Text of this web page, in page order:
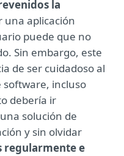
la
una aplicación
puede que no
Sin embargo, este
de ser cuidadoso al
software, incluso
debería ir
solución de
y sin olvidar
regularmente e